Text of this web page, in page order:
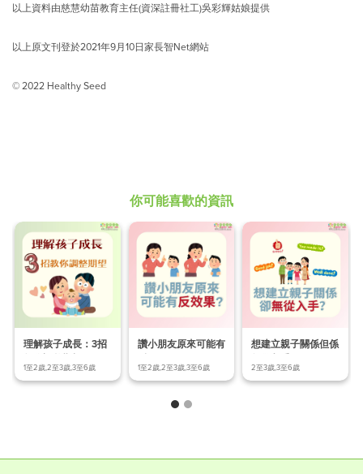
以上資料由慈慧幼苗教育主任(資深註冊社工)吳彩輝姑娘提供
以上原文刊登於2021年9月10日家長智Net網站
© 2022 Healthy Seed
你可能喜歡的資訊
理解孩子成長：3招
教你調整期望!
1至2歲,2至3歲,3至6歲
讚小朋友原來可能有
反效果？
1至2歲,2至3歲,3至6歲
想建立親子關係但係
無從入手？
2至3歲,3至6歲